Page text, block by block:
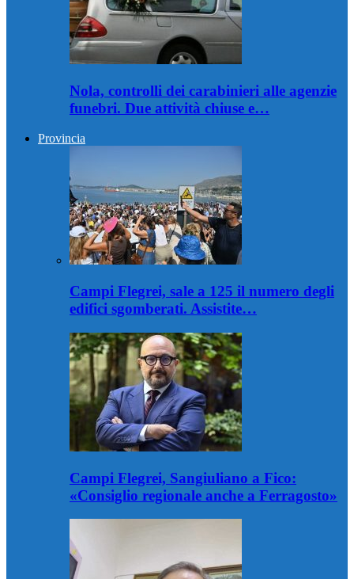
Nola, controlli dei carabinieri alle agenzie
funebri. Due attività chiuse e…
Provincia
Campi Flegrei, sale a 125 il numero degli
edifici sgomberati. Assistite…
Campi Flegrei, Sangiuliano a Fico:
«Consiglio regionale anche a Ferragosto»